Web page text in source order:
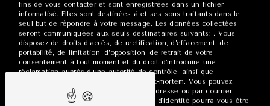
fins de vous contacter et sont enregistrées dans un fichier
informatisé. Elles sont destinées à et ses sous-traitants dans le
seul but de répondre à votre message. Les données collectées
seront communiquées aux seuls destinataires suivants: . Vous
disposez de droits d’accès, de rectification, d’effacement, de
portabilité, de limitation, d’opposition, de retrait de votre
consentement à tout moment et du droit d’introduire une
réclamation auprès d’une autorité de contrôle, ainsi que
d’organiser le sort de vos données post-mortem. Vous pouvez
exercer ces droits par voie postale à l'adresse ou par courrier
électronique à l'adresse . Un justificatif d'identité pourra vous être